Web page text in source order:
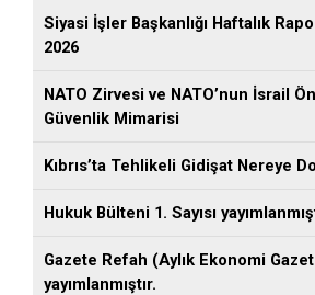
Siyasi İşler Başkanlığı Haftalık
2026
NATO Zirvesi ve NATO’nun İsrail
Güvenlik Mimarisi
Kıbrıs’ta Tehlikeli Gidişat Nereye
Hukuk Bülteni 1. Sayısı
Gazete Refah (Aylık Ekonomi
yayımlanmıştır.